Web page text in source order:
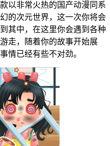
以非常火热的国产动漫同系
的次元世界，这一次你将会
其中，在这里你会遇到各种
走，随着你的故事开始展
情已经有些不对劲。